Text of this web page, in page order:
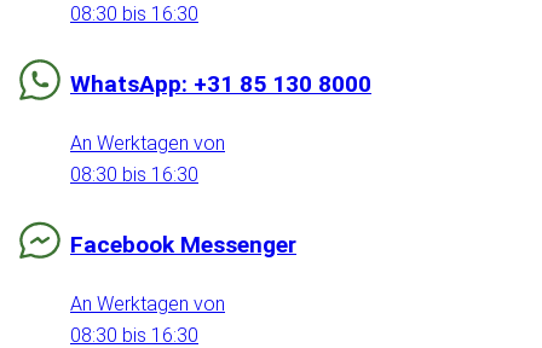
08:30 bis 16:30
WhatsApp: +31 85 130 8000
An Werktagen von
08:30 bis 16:30
Facebook Messenger
An Werktagen von
08:30 bis 16:30